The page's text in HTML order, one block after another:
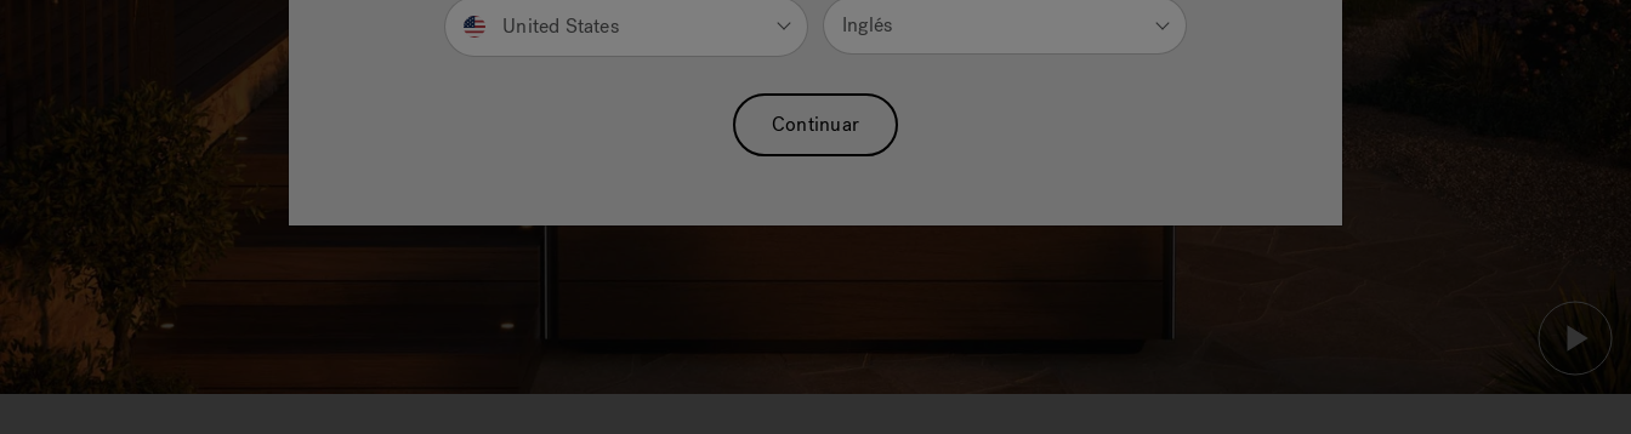
United States Inglés
Continuar